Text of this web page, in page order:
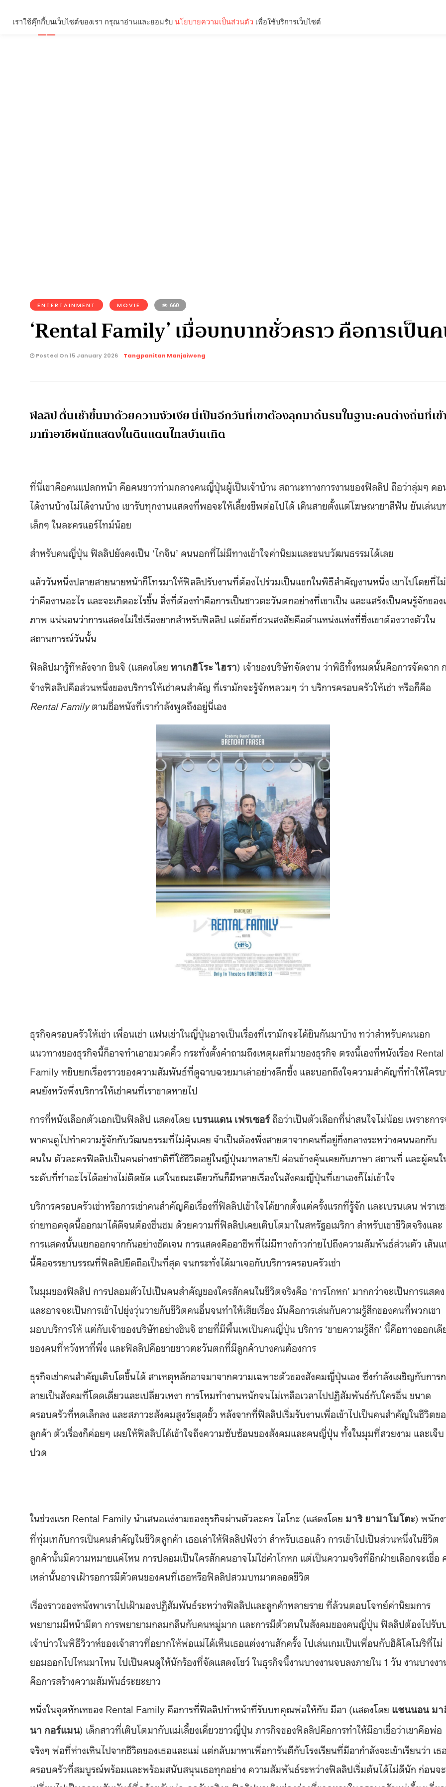
ENTERTAINMENT MOVIE 660
‘Rental Family’ เมื่อบทบาทชั่วคราว คือการเป็
Posted On 15 January 2026 Tangpanitan Manjaiwong
ฟิลลิป ตื่นเช้าขึ้นมาด้วยความงัวเงีย นี่เป็นอีกวันที่เขาต้องลุกมาดิ้นรนในฐานะคนต่างถิ่นที่เข้
มาทำอาชีพนักแสดงในดินแดนไกลบ้านเกิด
ที่นี่เขาคือคนแปลกหน้า คือคนขาวท่ามกลางคนญี่ปุ่นผู้เป็นเจ้าบ้าน สถานะทางการงานของฟิลลิป ถือว่าลุ่มๆ ดอ
ได้งานบ้างไม่ได้งานบ้าง เขารับทุกงานแสดงที่พอจะให้เลี้ยงชีพต่อไปได้ เดินสายตั้งแต่โฆษณายาสีฟัน ยันเล่นบ
เล็กๆ ในละครแอร์ไทม์น้อย
สำหรับคนญี่ปุ่น ฟิลลิปยังคงเป็น ‘ไกจิน’ คนนอกที่ไม่มีทางเข้าใจค่านิยมและขนบวัฒนธรรมได้เลย
แล้ววันหนึ่งปลายสายนายหน้าก็โทรมาให้ฟิลลิปรับงานที่ต้องไปร่วมเป็นแขกในพิธีสำคัญงานหนึ่ง เขาไปโดยที่ไ
ว่าคืองานอะไร และจะเกิดอะไรขึ้น สิ่งที่ต้องทำคือการเป็นชาวตะวันตกอย่างที่เขาเป็น และแสร้งเป็นคนรู้จักของ
ภาพ แน่นอนว่าการแสดงไม่ใช่เรื่องยากสำหรับฟิลลิป แต่ข้อที่ชวนสงสัยคือตำแหน่งแห่งที่ซึ่งเขาต้องวางตัวใน
สถานการณ์วันนั้น
ฟิลลิปมารู้ทีหลังจาก ชินจิ (แสดงโดย ทาเกฮิโระ ไฮรา) เจ้าของบริษัทจัดงาน ว่าพิธีทั้งหมดนั้นคือการจัดฉาก
จ้างฟิลลิปคือส่วนหนึ่งของบริการให้เช่าคนสำคัญ ที่เรามักจะรู้จักหลวมๆ ว่า บริการครอบครัวให้เช่า หรือก็คือ
Rental Familyตามชื่อหนังที่เรากำลังพูดถึงอยู่นี่เอง
ธุรกิจครอบครัวให้เช่า เพื่อนเช่า แฟนเช่าในญี่ปุ่นอาจเป็นเรื่องที่เรามักจะได้ยินกันมาบ้าง ทว่าสำหรับคนนอก
แนวทางของธุรกิจนี้ก็อาจทำเอาขมวดคิ้ว กระทั่งตั้งคำถามถึงเหตุผลที่มาของธุรกิจ ตรงนี้เองที่หนังเรื่อง Rental
Family หยิบยกเรื่องราวของความสัมพันธ์ที่ดูฉาบฉวยมาเล่าอย่างลึกซึ้ง และบอกถึงใจความสำคัญที่ทำให้ใครบ
คนยังหวังพึ่งบริการให้เช่าคนที่เราขาดหายไป
การที่หนังเลือกตัวเอกเป็นฟิลลิป แสดงโดย เบรนแดน เฟรเซอร์ถือว่าเป็นตัวเลือกที่น่าสนใจไม่น้อย เพราะกา
พาคนดูไปทำความรู้จักกับวัฒนธรรมที่ไม่คุ้นเคย จำเป็นต้องพึ่งสายตาจากคนที่อยู่กึ่งกลางระหว่างคนนอกกับ
คนใน ตัวละครฟิลลิปเป็นคนต่างชาติที่ใช้ชีวิตอยู่ในญี่ปุ่นมาหลายปี ค่อนข้างคุ้นเคยกับภาษา สถานที่ และผู้คนใ
ระดับที่ทำอะไรได้อย่างไม่ติดขัด แต่ในขณะเดียวกันก็มีหลายเรื่องในสังคมญี่ปุ่นที่เขาเองก็ไม่เข้าใจ
บริการครอบครัวเช่าหรือการเช่าคนสำคัญคือเรื่องที่ฟิลลิปเข้าใจได้ยากตั้งแต่ครั้งแรกที่รู้จัก และเบรนเดน ฟราเ
ถ่ายทอดจุดนี้ออกมาได้ดีจนต้องชื่นชม ด้วยความที่ฟิลลิปเคยเติบโตมาในสหรัฐอเมริกา สำหรับเขาชีวิตจริงและ
การแสดงนั้นแยกออกจากกันอย่างชัดเจน การแสดงคืออาชีพที่ไม่มีทางก้าวก่ายไปถึงความสัมพันธ์ส่วนตัว เส้นแ
นี้คือจรรยาบรรณที่ฟิลลิปยึดถือเป็นที่สุด จนกระทั่งได้มาเจอกับบริการครอบครัวเช่า
ในมุมของฟิลลิป การปลอมตัวไปเป็นคนสำคัญของใครสักคนในชีวิตจริงคือ ‘การโกหก’ มากกว่าจะเป็นการแสดง
และอาจจะเป็นการเข้าไปยุ่งวุ่นวายกับชีวิตคนอื่นจนทำให้เสียเรื่อง มันคือการเล่นกับความรู้สึกของคนที่พวกเขา
มอบบริการให้ แต่กับเจ้าของบริษัทอย่างชินจิ ชายที่มีพื้นเพเป็นคนญี่ปุ่น บริการ ‘ขายความรู้สึก’ นี้คือทางออกเดี
ของคนที่หวังหาที่พึ่ง และฟิลลิปคือชายชาวตะวันตกที่มีลูกค้าบางคนต้องการ
ธุรกิจเช่าคนสำคัญเติบโตขึ้นได้ สาเหตุหลักอาจมาจากความเฉพาะตัวของสังคมญี่ปุ่นเอง ซึ่งกำลังเผชิญกับการก
ลายเป็นสังคมที่โดดเดี่ยวและเปลี่ยวเหงา การโหมทำงานหนักจนไม่เหลือเวลาไปปฏิสัมพันธ์กับใครอื่น ขนาด
ครอบครัวที่หดเล็กลง และสภาวะสังคมสูงวัยสุดขั้ว หลังจากที่ฟิลลิปเริ่มรับงานเพื่อเข้าไปเป็นคนสำคัญในชีวิตข
ลูกค้า ตัวเรื่องก็ค่อยๆ เผยให้ฟิลลิปได้เข้าใจถึงความซับซ้อนของสังคมและคนญี่ปุ่น ทั้งในมุมที่สวยงาม และเจ็บ
ปวด
ในช่วงแรก Rental Family นำเสนอแง่งามของธุรกิจผ่านตัวละคร ไอโกะ (แสดงโดย มาริ ยามาโมโตะ) พนักง
ที่ทุ่มเทกับการเป็นคนสำคัญในชีวิตลูกค้า เธอเล่าให้ฟิลลิปฟังว่า สำหรับเธอแล้ว การเข้าไปเป็นส่วนหนึ่งในชีวิต
ลูกค้านั้นมีความหมายแค่ไหน การปลอมเป็นใครสักคนอาจไม่ใช่คำโกหก แต่เป็นความจริงที่อีกฝ่ายเลือกจะเชื่อ
เหล่านั้นอาจเฝ้ารอการมีตัวตนของคนที่เธอหรือฟิลลิปสวมบทมาตลอดชีวิต
เรื่องราวของหนังพาเราไปเฝ้ามองปฏิสัมพันธ์ระหว่างฟิลลิปและลูกค้าหลายราย ที่ล้วนตอบโจทย์ค่านิยมการ
พยายามมีหน้ามีตา การพยายามกลมกลืนกับคนหมู่มาก และการมีตัวตนในสังคมของคนญี่ปุ่น ฟิลลิปต้องไปรับ
เจ้าบ่าวในพิธีวิวาห์ของเจ้าสาวที่อยากให้พ่อแม่ได้เห็นเธอแต่งงานสักครั้ง ไปเล่นเกมเป็นเพื่อนกับฮิคิโคโมริที่ไม่
ยอมออกไปไหนมาไหน ไปเป็นคนดูให้นักร้องที่จัดแสดงโชว์ ในธุรกิจนี้งานบางงานจบลงภายใน 1 วัน งานบางงา
คือการสร้างความสัมพันธ์ระยะยาว
หนึ่งในจุดหักเหของ Rental Family คือการที่ฟิลลิปทำหน้าที่รับบทคุณพ่อให้กับ มีอา (แสดงโดย แชนนอน มา
นา กอร์แมน) เด็กสาวที่เติบโตมากับแม่เลี้ยงเดี่ยวชาวญี่ปุ่น ภารกิจของฟิลลิปคือการทำให้มีอาเชื่อว่าเขาคือพ่อ
จริงๆ พ่อที่ห่างเหินไปจากชีวิตของเธอและแม่ แต่กลับมาหาเพื่อการันตีกับโรงเรียนที่มีอากำลังจะเข้าเรียนว่า เธ
ครอบครัวที่สมบูรณ์พร้อมและพร้อมสนับสนุนเธอทุกอย่าง ความสัมพันธ์ระหว่างฟิลลิปเริ่มต้นได้ไม่ดีนัก ก่อนจะ
เราใช้คุ๊กกี้บนเว็บไซต์ของเรา กรุณาอ่านและยอมรับ นโยบายความเป็นส่วนตัว เพื่อใช้บริการเว็บไซต์